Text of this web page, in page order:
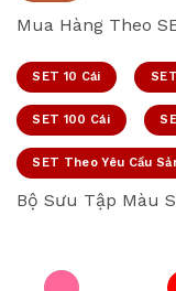
Mua Hàng Theo
SET 10 Cái
SET 100 Cái
SET Theo Yêu Cầu
Bộ Sưu Tập Màu